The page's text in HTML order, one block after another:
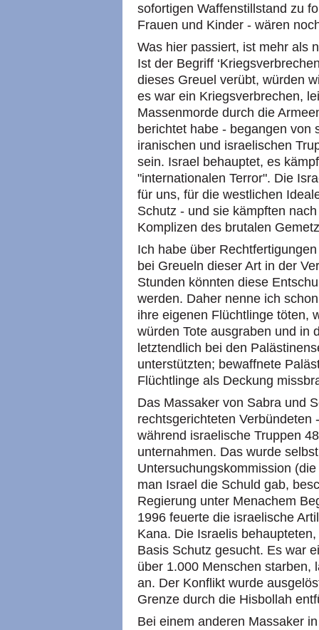
sofortigen Waffenstillstand zu
Frauen und Kinder - wären
Was hier passiert, ist mehr als
Ist der Begriff
dieses Greuel verübt, würden
es war ein Kriegsverbrechen,
Massenmorde durch die
berichtet habe - begangen von
iranischen und israelischen
sein. Israel behauptet, es
"internationalen Terror". Die
für uns, für die westlichen
Schutz - und sie kämpften
Komplizen des brutalen
Ich habe über
bei Greueln dieser Art in der
Stunden könnten diese
werden. Daher nenne ich
ihre eigenen Flüchtlinge töten,
würden Tote ausgraben und in
letztendlich bei den
unterstützten; bewaffnete
Flüchtlinge als Deckung
Das Massaker von Sabra und
rechtsgerichteten
während israelische Truppen
unternahmen. Das wurde
Untersuchungskommission
man Israel die Schuld gab,
Regierung unter Menachem
1996 feuerte die israelische
Kana. Die Israelis
Basis Schutz gesucht. Es war
über 1.000 Menschen starben,
an. Der Konflikt wurde
Grenze durch die Hisbollah
Bei einem anderen Massaker